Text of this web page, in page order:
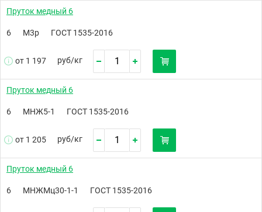
Пруток медный 6
6 М3р ГОСТ 1535-2016
от 1 197 руб/кг
Пруток медный 6
6 МНЖ5-1 ГОСТ 1535-2016
от 1 205 руб/кг
Пруток медный 6
6 МНЖМц30-1-1 ГОСТ 1535-2016